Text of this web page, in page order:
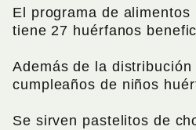
El programa de alimentos
tiene 27 huérfanos
Además de la
cumpleaños de niños
Se sirven pastelitos de